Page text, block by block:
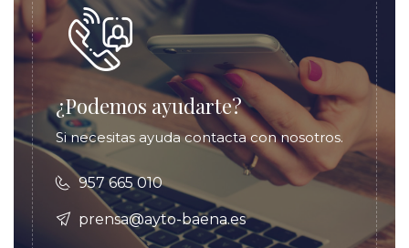
¿Podemos ayudarte?
Si necesitas ayuda contacta con nosotros.
957 665 010
prensa@ayto-baena.es